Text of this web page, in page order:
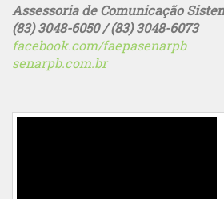
Assessoria de Comunicação
(83) 3048-6050 / (83) 3048-6073
facebook.com/faepasenarpb
senarpb.com.br